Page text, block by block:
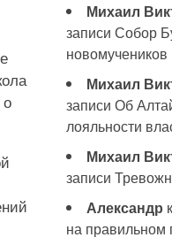
Михаил
записи Собор
новомучеников
Михаил
записи Об
лояльности
Михаил
записи
Александр
на правильном